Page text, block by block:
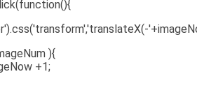
){
+1;